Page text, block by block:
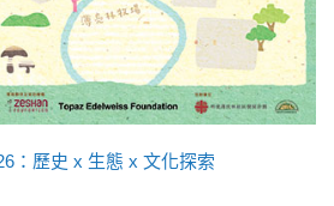
：歷史 x 生態 x 文化探索